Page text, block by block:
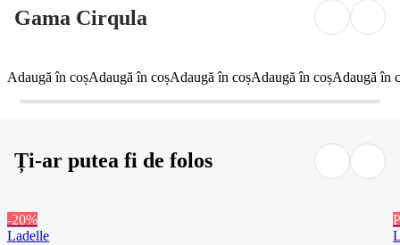
Gama Cirqula
Adaugă în coșAdaugă în coșAdaugă în coșAdaugă în coșAdaugă în
Ți-ar putea fi de folos
-20%
Ladelle